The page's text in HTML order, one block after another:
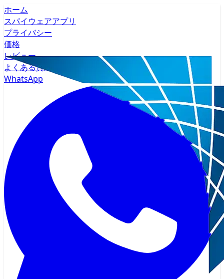
ホーム
スパイウェアアプリ
プライバシー
価格
レビュー
よくある質問
WhatsApp